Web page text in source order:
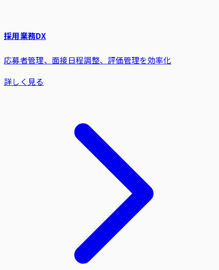
採用業務DX
応募者管理、面接日程調整、評価管理を効率化
詳しく見る